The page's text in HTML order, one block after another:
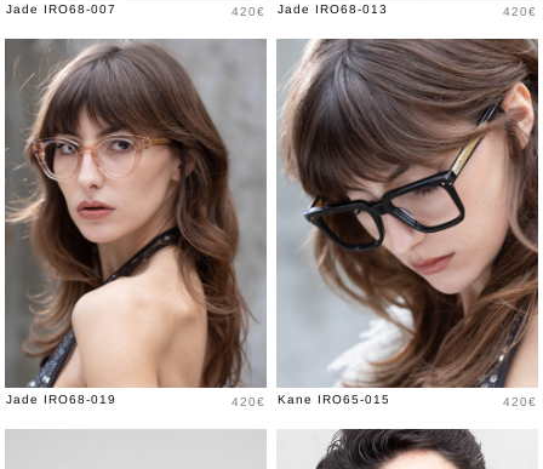
Jade IRO68-007 Prix
420€ Jade IRO68-013 Prix
420€
Jade IRO68-019 Prix
420€ Kane IRO65-015 Prix
420€